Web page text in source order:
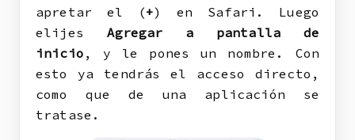
apretar el (+) en Safari. Luego
elijes Agregar a pantalla de
inicio , y le pones un nombre. Con
esto ya tendrás el acceso directo,
como que de una aplicación se
tratase.